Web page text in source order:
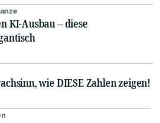
KI-Ausbau – diese
wie DIESE Zahlen zeigen!